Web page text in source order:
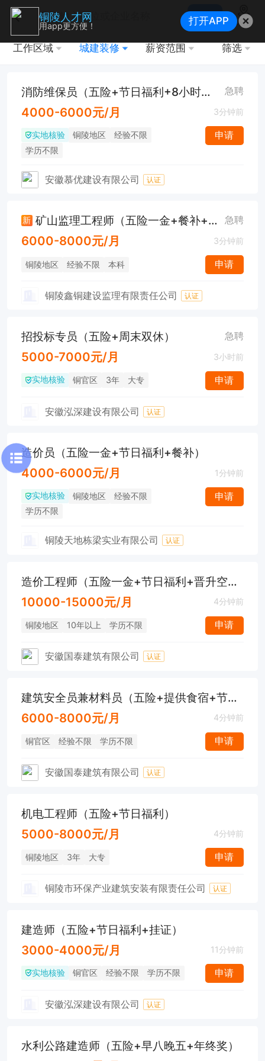
搜索
地图
工作区域 城建装修 薪资范围 筛选
消防维保员（五险+节日福利+8小时工作制） 急聘
4000-6000元/月 3分钟前
实地核验 铜陵地区
经验不限
学历不限
申请
安徽慕优建设有限公司 认证
新 矿山监理工程师（五险一金+餐补+节日福利） 急聘
6000-8000元/月 3分钟前
铜陵地区 经验不限 本科 申请
铜陵鑫铜建设监理有限责任公司 认证
招投标专员（五险+周末双休） 急聘
5000-7000元/月 3小时前
实地核验 铜官区 3年 大专 申请
安徽泓深建设有限公司 认证
造价员（五险一金+节日福利+餐补）
4000-6000元/月 1分钟前
实地核验 铜陵地区
经验不限
学历不限
申请
铜陵天地栋梁实业有限公司 认证
造价工程师（五险一金+节日福利+晋升空间）
10000-15000元/月 4分钟前
铜陵地区 10年以上 学历不限 申请
安徽国泰建筑有限公司 认证
建筑安全员兼材料员（五险+提供食宿+节日福利）
6000-8000元/月 4分钟前
铜官区 经验不限 学历不限 申请
安徽国泰建筑有限公司 认证
机电工程师（五险+节日福利）
5000-8000元/月 4分钟前
铜陵地区 3年 大专 申请
铜陵市环保产业建筑安装有限责任公司 认证
建造师（五险+节日福利+挂证）
3000-4000元/月 11分钟前
实地核验 铜官区 经验不限 学历不限 申请
安徽泓深建设有限公司 认证
水利公路建造师（五险+早八晚五+年终奖）
铜陵人才网
用app更方便！ 打开APP